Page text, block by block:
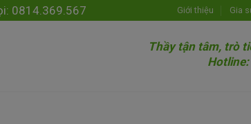
0814.369.567 Giới thiệu Gia
Thầy tận tâm, trò